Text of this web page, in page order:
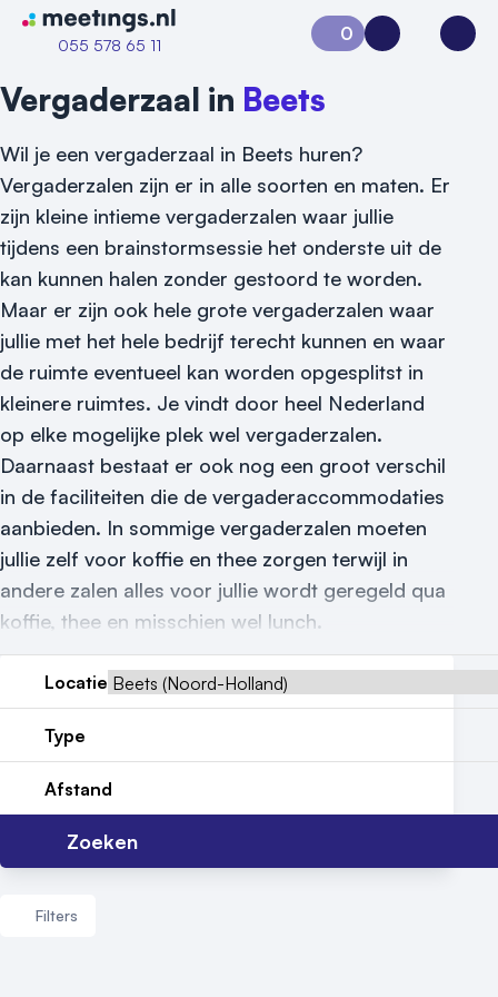
Naar home van Meetings
055 578 65 11
Vraag locatie aan
Locatiegids
Meld locatie aan
Nieuws
Reviews (5⭐️)
Contact
0
Aanvraag 0Inloggen
Vergaderzaal in Beets
Wil je een vergaderzaal in Beets huren?
Vergaderzalen zijn er in alle soorten en maten. Er
zijn kleine intieme vergaderzalen waar jullie
tijdens een brainstormsessie het onderste uit de
kan kunnen halen zonder gestoord te worden.
Maar er zijn ook hele grote vergaderzalen waar
jullie met het hele bedrijf terecht kunnen en waar
de ruimte eventueel kan worden opgesplitst in
kleinere ruimtes. Je vindt door heel Nederland
op elke mogelijke plek wel vergaderzalen.
Daarnaast bestaat er ook nog een groot verschil
in de faciliteiten die de vergaderaccommodaties
aanbieden. In sommige vergaderzalen moeten
jullie zelf voor koffie en thee zorgen terwijl in
andere zalen alles voor jullie wordt geregeld qua
koffie, thee en misschien wel lunch.
Locatie
Type
Afstand
Zoeken
Filters